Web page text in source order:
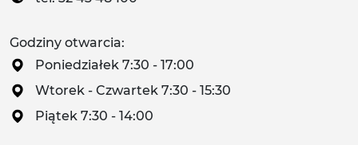
Godziny otwarcia:
Poniedziałek 7:30 - 17:00
Wtorek - Czwartek 7:30 - 15:30
Piątek 7:30 - 14:00